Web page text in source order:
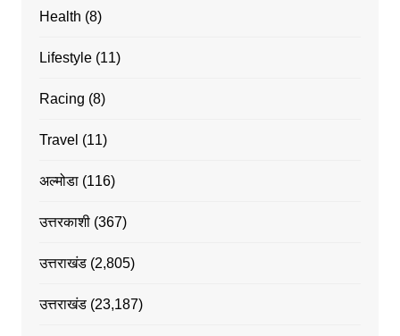
Health (8)
Lifestyle(11)
Racing (8)
Travel (11)
अल्मोडा(116)
उत्तरकाशी(367)
उत्तराखंड(2,805)
उत्तराखंड(23,187)